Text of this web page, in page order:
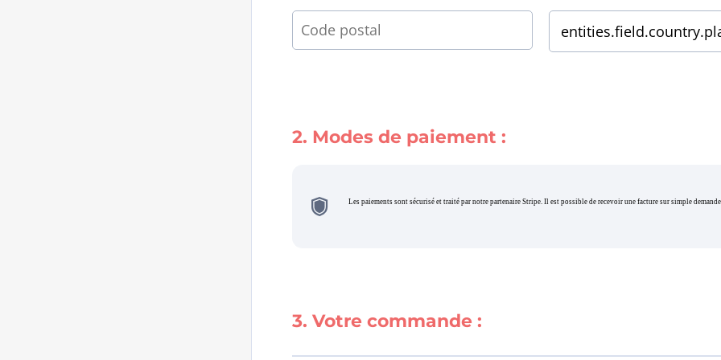
2. Modes de paiement :
Les paiements sont sécurisé et traité par notre partenaire Stripe. Il est possible de recevoir une facture sur simple
3. Votre commande :